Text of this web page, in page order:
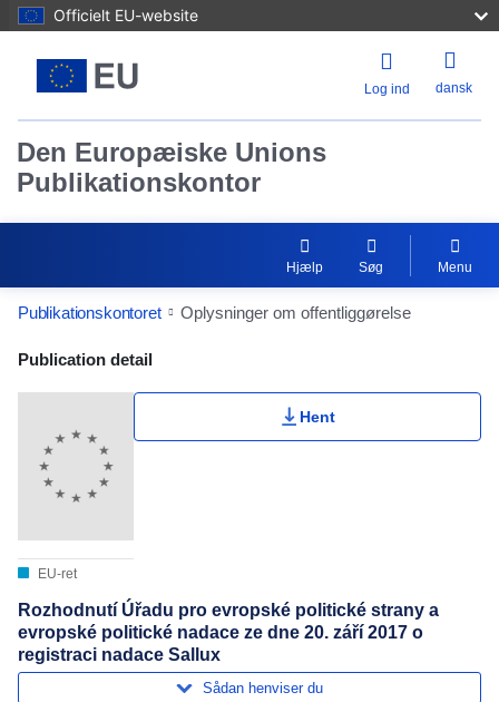
Officielt EU-website
Log ind dansk
Den Europæiske Unions
Publikationskontor
Hjælp Søg Menu
Publikationskontoret Oplysninger om offentliggørelse
Publication Detail Actions Portlet
Publication detail
EU-ret
Hent
Rozhodnutí Úřadu pro evropské politické strany a
evropské politické nadace ze dne 20. září 2017 o
registraci nadace Sallux
Sådan henviser du